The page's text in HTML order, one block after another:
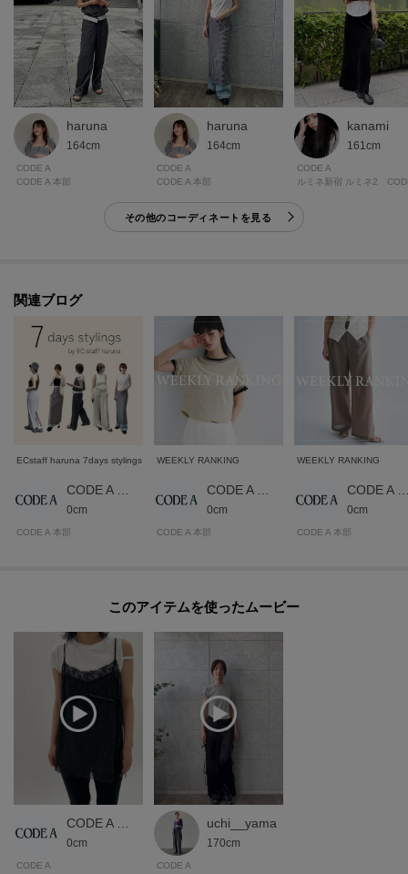
haruna
164cm
CODE A
CODE A 本部
haruna
164cm
CODE A
CODE A 本部
kanami
161cm
CODE A
ルミネ新宿 ルミネ2
その他のコーディネートを見る
関連ブログ
ECstaff haruna 7days stylings
0cm
CODE A 本部
WEEKLY RANKING
0cm
CODE A 本部
WEEKLY RANKING
0cm
CODE A 本部
このアイテムを使ったムービー
0cm
CODE A
uchi__yama
170cm
CODE A